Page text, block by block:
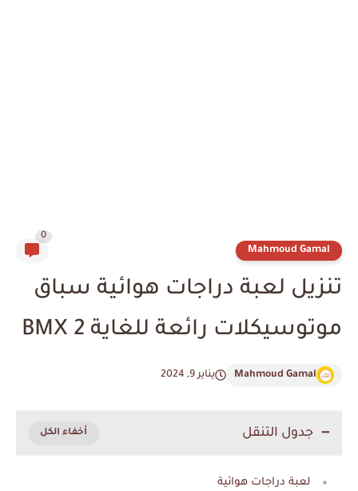
Mahmoud Gamal
0
تنزيل لعبة دراجات هوائية سباق
موتوسيكلات رائعة للغاية BMX 2
Mahmoud Gamal يناير 9, 2024
جدول التنقل
لعبة دراجات هوائية